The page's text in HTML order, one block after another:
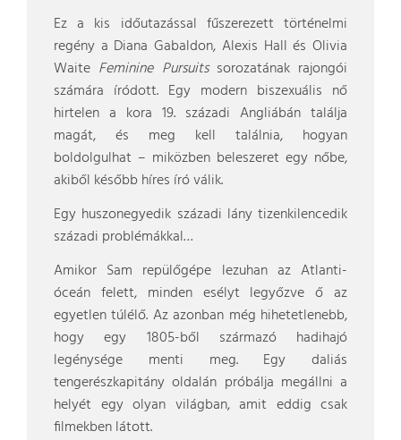
Ez a kis időutazással fűszerezett történelmi
regény a Diana Gabaldon, Alexis Hall és Olivia
Waite Feminine Pursuitssorozatának rajongói
számára íródott. Egy modern biszexuális nő
hirtelen a kora 19. századi Angliábán találja
magát, és meg kell találnia, hogyan
boldolgulhat – miközben beleszeret egy nőbe,
akiből később híres író válik.
Egy huszonegyedik századi lány tizenkilencedik
századi problémákkal…
Amikor Sam repülőgépe lezuhan az Atlanti-
óceán felett, minden esélyt legyőzve ő az
egyetlen túlélő. Az azonban még hihetetlenebb,
hogy egy 1805-ből származó hadihajó
legénysége menti meg. Egy daliás
tengerészkapitány oldalán próbálja megállni a
helyét egy olyan világban, amit eddig csak
filmekben látott.